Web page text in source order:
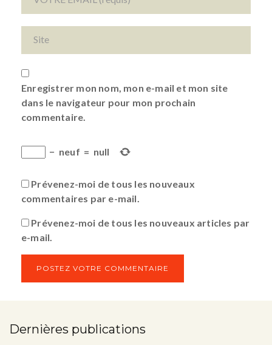
Enregistrer mon nom, mon e-mail et mon site
dans le navigateur pour mon prochain
commentaire.
− neuf = null
Prévenez-moi de tous les nouveaux
commentaires par e-mail.
Prévenez-moi de tous les nouveaux articles par
e-mail.
Dernières publications